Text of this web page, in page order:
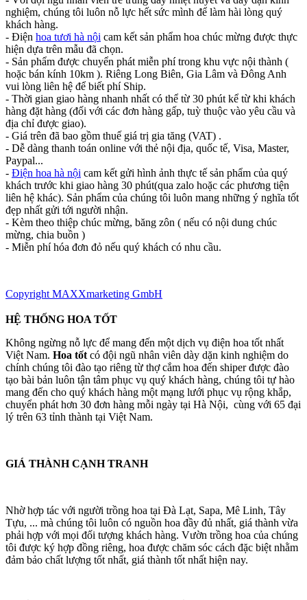
nghiệm, chúng tôi luôn nỗ lực hết sức mình để làm hài lòng quý
khách hàng.
- Điện hoa tươi hà nội cam kết sản phẩm hoa chúc mừng được thực
hiện dựa trên mẫu đã chọn.
- Sản phẩm được chuyển phát miễn phí trong khu vực nội thành (
hoặc bán kính 10km ). Riêng Long Biên, Gia Lâm và Đông Anh
vui lòng liên hệ để biết phí Ship.
- Thời gian giao hàng nhanh nhất có thể từ 30 phút kể từ khi khách
hàng đặt hàng (đối với các đơn hàng gấp, tuỳ thuộc vào yêu cầu và
địa chỉ được giao).
- Giá trên đã bao gồm thuế giá trị gia tăng (VAT) .
- Dễ dàng thanh toán online với thẻ nội địa, quốc tế, Visa, Master,
Paypal...
- Điện hoa hà nội cam kết gửi hình ảnh thực tế sản phẩm của quý
khách trước khi giao hàng 30 phút(qua zalo hoặc các phương tiện
liên hệ khác). Sản phẩm của chúng tôi luôn mang những ý nghĩa tốt
đẹp nhất gửi tới người nhận.
- Kèm theo thiệp chúc mừng, băng zôn ( nếu có nội dung chúc
mừng, chia buồn )
- Miễn phí hóa đơn đỏ nếu quý khách có nhu cầu.
Copyright MAXXmarketing GmbH
HỆ THỐNG HOA TỐT
Không ngừng nỗ lực để mang đến một dịch vụ điện hoa tốt nhất
Việt Nam. Hoa tốt có đội ngũ nhân viên dày dặn kinh nghiệm do
chính chúng tôi đào tạo riêng từ thợ cắm hoa đến shiper được đào
tạo bài bản luôn tận tâm phục vụ quý khách hàng, chúng tôi tự hào
mang đến cho quý khách hàng một mạng lưới phục vụ rộng khắp,
chuyển phát hơn 30 đơn hàng mỗi ngày tại Hà Nội, cùng với 65 đại
lý trên 63 tỉnh thành tại Việt Nam.
GIÁ THÀNH CẠNH TRANH
Nhờ hợp tác với người trồng hoa tại Đà Lạt, Sapa, Mê Linh, Tây
Tựu, ... mà chúng tôi luôn có nguồn hoa đầy đủ nhất, giá thành vừa
phải hợp với mọi đối tượng khách hàng. Vườn trồng hoa của chúng
tôi được ký hợp đồng riêng, hoa được chăm sóc cách đặc biệt nhằm
đảm bảo chất lượng tốt nhất, giá thành tốt nhất hiện nay.